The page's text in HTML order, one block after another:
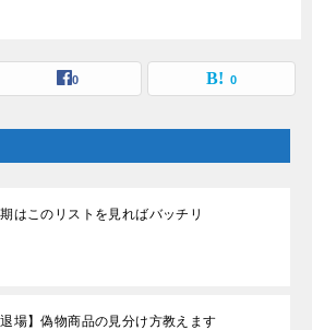
0 0
はこのリストを見ればバッチリ
退場】偽物商品の見分け方教えます